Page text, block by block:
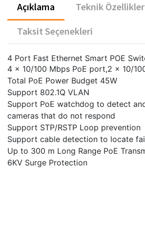
Açıklama
Teknik Özellikler
Taksit Seçenekleri